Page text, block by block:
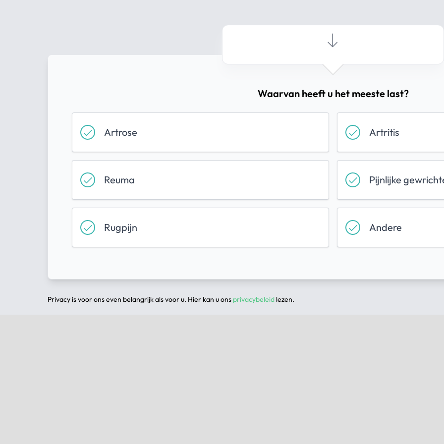
Waarvan heeft u het meeste last?
Artrose Artritis
Reuma Pijnlijke
Rugpijn Andere
Privacy is voor ons even belangrijk als voor u. Hier kan u ons privacybeleid lezen.